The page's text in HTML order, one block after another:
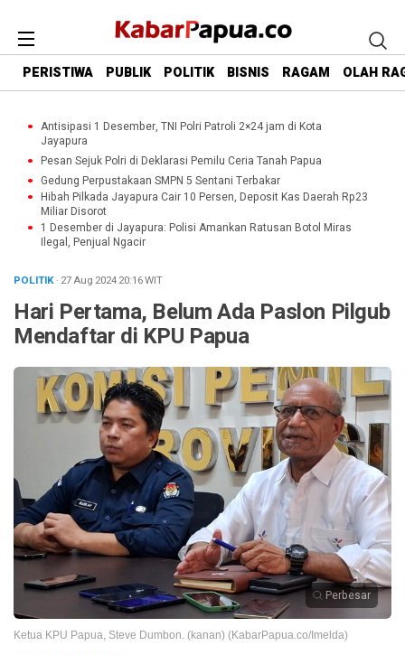
PERISTIWA PUBLIK POLITIK BISNIS RAGAM OLAH
Antisipasi 1 Desember, TNI Polri Patroli 2×24 jam di Kota
Jayapura
Pesan Sejuk Polri di Deklarasi Pemilu Ceria Tanah Papua
Gedung Perpustakaan SMPN 5 Sentani Terbakar
Hibah Pilkada Jayapura Cair 10 Persen, Deposit Kas Daerah Rp23
Miliar Disorot
1 Desember di Jayapura: Polisi Amankan Ratusan Botol Miras
Ilegal, Penjual Ngacir
POLITIK· 27 Aug 202420:16WIT
Hari Pertama, Belum Ada Paslon Pilgub
Mendaftar di KPU Papua
Perbesar
Ketua KPU Papua, Steve Dumbon. (kanan) (KabarPapua.co/Imelda)